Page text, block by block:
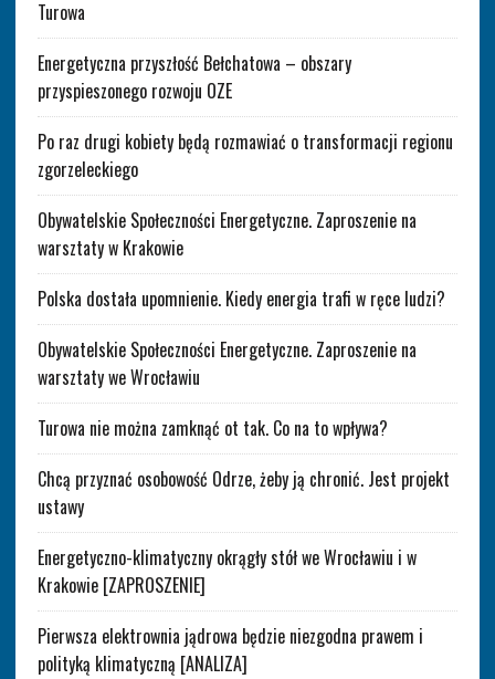
Turowa
Energetyczna przyszłość Bełchatowa – obszary
przyspieszonego rozwoju OZE
Po raz drugi kobiety będą rozmawiać o transformacji regionu
zgorzeleckiego
Obywatelskie Społeczności Energetyczne. Zaproszenie na
warsztaty w Krakowie
Polska dostała upomnienie. Kiedy energia trafi w ręce ludzi?
Obywatelskie Społeczności Energetyczne. Zaproszenie na
warsztaty we Wrocławiu
Turowa nie można zamknąć ot tak. Co na to wpływa?
Chcą przyznać osobowość Odrze, żeby ją chronić. Jest projekt
ustawy
Energetyczno-klimatyczny okrągły stół we Wrocławiu i w
Krakowie [ZAPROSZENIE]
Pierwsza elektrownia jądrowa będzie niezgodna prawem i
polityką klimatyczną [ANALIZA]